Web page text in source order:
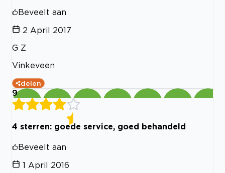
Beveelt aan
2 April 2017
G Z
Vinkeveen
delen
9
4 sterren: goede service, goed behandeld
Beveelt aan
1 April 2016